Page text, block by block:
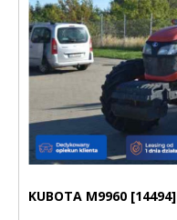
KUBOTA M9960 [14494]